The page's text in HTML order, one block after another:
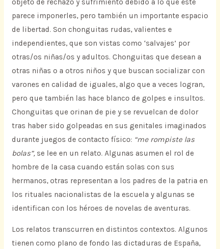
objeto de rechazo y sufrimiento debido a lo que éste
parece imponerles, pero también un importante espacio
de libertad. Son chonguitas rudas, valientes e
independientes, que son vistas como ‘salvajes’ por
otras/os niñas/os y adultos. Chonguitas que desean a
otras niñas o a otros niños y que buscan socializar con
varones en calidad de iguales, algo que a veces logran,
pero que también las hace blanco de golpes e insultos.
Chonguitas que orinan de pie y se revuelcan de dolor
tras haber sido golpeadas en sus genitales imaginados
durante juegos de contacto físico: “me rompiste las
bolas”,se lee en un relato. Algunas asumen el rol de
hombre de la casa cuando están solas con sus
hermanos, otras representan a los padres de la patria en
los rituales nacionalistas de la escuela y algunas se
identifican con los héroes de novelas de aventuras.
Los relatos transcurren en distintos contextos. Algunos
tienen como plano de fondo las dictaduras de España,